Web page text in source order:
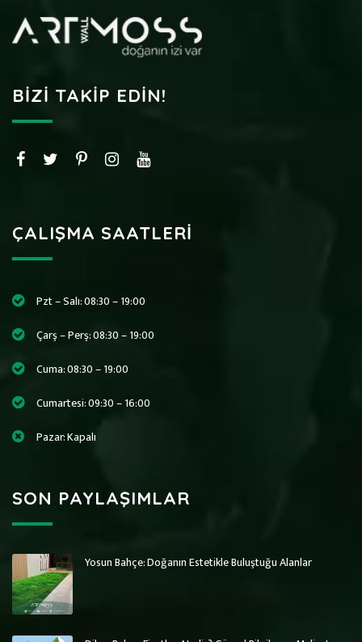
BIZI TAKIP EDIN!
ÇALIŞMA SAATLERI
Pzt – Salı: 08:30 – 19:00
Çarş – Perş: 08:30 – 19:00
Cuma: 08:30 – 19:00
Cumartesi: 09:30 – 16:00
Pazar: Kapalı
SON PAYLAŞIMLAR
Yosun Bahçe: Doğanın Estetikle Buluştuğu Alanlar
Art Wall Moss
Art Wall Moss